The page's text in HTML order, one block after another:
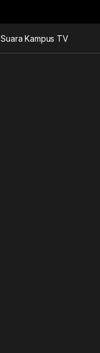
Suara Kampus TV